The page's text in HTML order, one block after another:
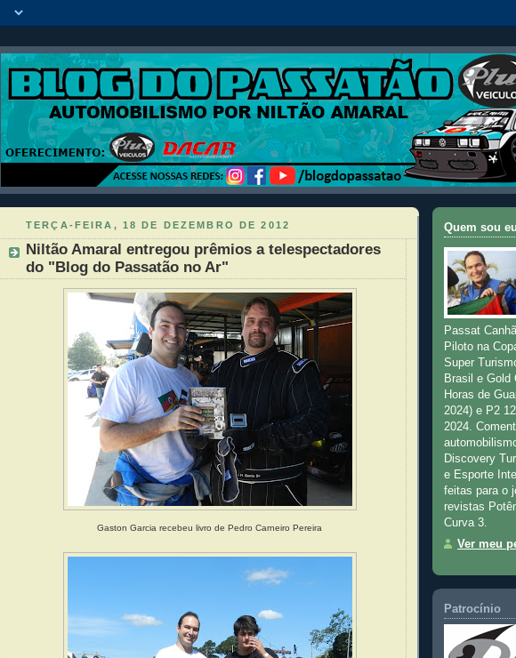
TERÇA-FEIRA, 18 DE DEZEMBRO DE 2012
Niltão Amaral entregou prêmios a telespectadores
do "Blog do Passatão no Ar"
Gaston Garcia recebeu livro de Pedro Carneiro Pereira
Quem sou
Passat
Piloto na
Super
Brasil e
Horas de
2024) e P2
2024.
Discovery
e Esporte
feitas para o
revistas
Curva 3.
Ver meu
Patrocínio